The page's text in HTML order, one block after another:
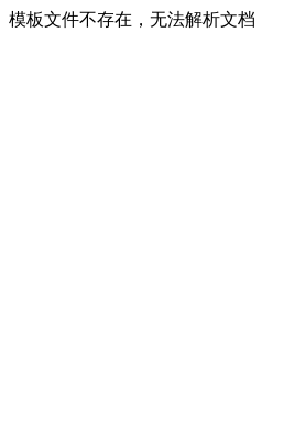
模板文件不存在，无法解析文档